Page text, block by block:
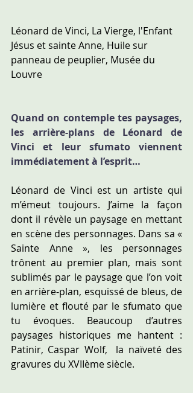
Léonard de Vinci, La Vierge, l'Enfant
Jésus et sainte Anne, Huile sur
panneau de peuplier, Musée du
Louvre
Quand on contemple tes paysages,
les arrière-plans de Léonard de
Vinci et leur sfumato viennent
immédiatement à l’esprit…
Léonard de Vinci est un artiste qui
m’émeut toujours. J’aime la façon
dont il révèle un paysage en mettant
en scène des personnages. Dans sa «
Sainte Anne », les personnages
trônent au premier plan, mais sont
sublimés par le paysage que l’on voit
en arrière-plan, esquissé de bleus, de
lumière et flouté par le sfumato que
tu évoques. Beaucoup d’autres
paysages historiques me hantent :
Patinir, Caspar Wolf,  la naïveté des
gravures du XVIIème siècle.